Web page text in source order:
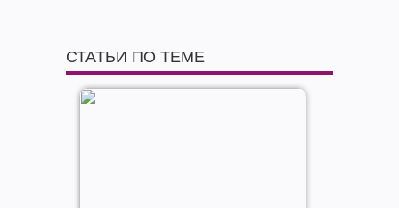
СТАТЬИ ПО ТЕМЕ